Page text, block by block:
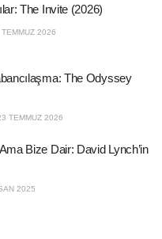
The Invite (2026)
2026
The Odyssey
TEMMUZ 2026
Bize Dair: David Lynch’in
2025